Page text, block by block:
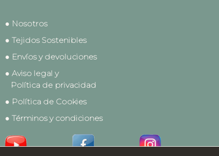
● Nosotros
● Tejidos Sostenibles
● Envíos y devoluciones
● Aviso legal y
Política de privacidad
● Política de Cookies
● Términos y condiciones